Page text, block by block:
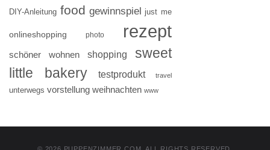
DIY-Anleitung food gewinnspiel just me
onlineshopping photo rezept
schöner wohnen shopping
sweet
little bakery
testprodukt travel
unterwegs vorstellung weihnachten www